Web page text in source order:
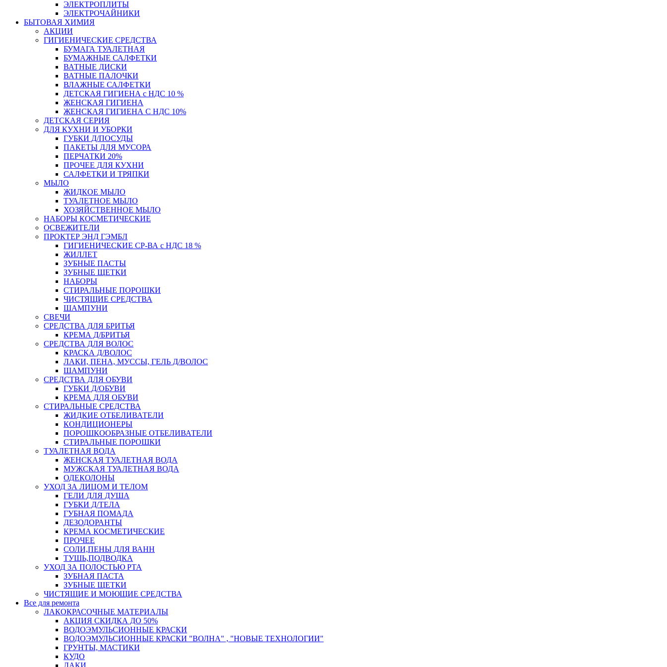
ЭЛЕКТРОПЛИТЫ
ЭЛЕКТРОЧАЙНИКИ
БЫТОВАЯ ХИМИЯ
АКЦИИ
ГИГИЕНИЧЕСКИЕ СРЕДСТВА
БУМАГА ТУАЛЕТНАЯ
БУМАЖНЫЕ САЛФЕТКИ
ВАТНЫЕ ДИСКИ
ВАТНЫЕ ПАЛОЧКИ
ВЛАЖНЫЕ САЛФЕТКИ
ДЕТСКАЯ ГИГИЕНА с НДС 10 %
ЖЕНСКАЯ ГИГИЕНА
ЖЕНСКАЯ ГИГИЕНА С НДС 10%
ДЕТСКАЯ СЕРИЯ
ДЛЯ КУХНИ И УБОРКИ
ГУБКИ Д/ПОСУДЫ
ПАКЕТЫ ДЛЯ МУСОРА
ПЕРЧАТКИ 20%
ПРОЧЕЕ ДЛЯ КУХНИ
САЛФЕТКИ И ТРЯПКИ
МЫЛО
ЖИДКОЕ МЫЛО
ТУАЛЕТНОЕ МЫЛО
ХОЗЯЙСТВЕННОЕ МЫЛО
НАБОРЫ КОСМЕТИЧЕСКИЕ
ОСВЕЖИТЕЛИ
ПРОКТЕР ЭНД ГЭМБЛ
ГИГИЕНИЧЕСКИЕ СР-ВА с НДС 18 %
ЖИЛЛЕТ
ЗУБНЫЕ ПАСТЫ
ЗУБНЫЕ ЩЕТКИ
НАБОРЫ
СТИРАЛЬНЫЕ ПОРОШКИ
ЧИСТЯЩИЕ СРЕДСТВА
ШАМПУНИ
СВЕЧИ
СРЕДСТВА ДЛЯ БРИТЬЯ
КРЕМА Д/БРИТЬЯ
СРЕДСТВА ДЛЯ ВОЛОС
КРАСКА Д/ВОЛОС
ЛАКИ, ПЕНА, МУССЫ, ГЕЛЬ Д/ВОЛОС
ШАМПУНИ
СРЕДСТВА ДЛЯ ОБУВИ
ГУБКИ Д/ОБУВИ
КРЕМА ДЛЯ ОБУВИ
СТИРАЛЬНЫЕ СРЕДСТВА
ЖИДКИЕ ОТБЕЛИВАТЕЛИ
КОНДИЦИОНЕРЫ
ПОРОШКООБРАЗНЫЕ ОТБЕЛИВАТЕЛИ
СТИРАЛЬНЫЕ ПОРОШКИ
ТУАЛЕТНАЯ ВОДА
ЖЕНСКАЯ ТУАЛЕТНАЯ ВОДА
МУЖСКАЯ ТУАЛЕТНАЯ ВОДА
ОДЕКОЛОНЫ
УХОД ЗА ЛИЦОМ И ТЕЛОМ
ГЕЛИ ДЛЯ ДУША
ГУБКИ Д/ТЕЛА
ГУБНАЯ ПОМАДА
ДЕЗОДОРАНТЫ
КРЕМА КОСМЕТИЧЕСКИЕ
ПРОЧЕЕ
СОЛИ,ПЕНЫ ДЛЯ ВАНН
ТУШЬ,ПОДВОДКА
УХОД ЗА ПОЛОСТЬЮ РТА
ЗУБНАЯ ПАСТА
ЗУБНЫЕ ЩЕТКИ
ЧИСТЯЩИЕ И МОЮЩИЕ СРЕДСТВА
Все для ремонта
ЛАКОКРАСОЧНЫЕ МАТЕРИАЛЫ
АКЦИЯ СКИДКА ДО 50%
ВОДОЭМУЛЬСИОННЫЕ КРАСКИ
ВОДОЭМУЛЬСИОННЫЕ КРАСКИ "ВОЛНА" , "НОВЫЕ ТЕХНОЛОГИИ"
ГРУНТЫ, МАСТИКИ
КУДО